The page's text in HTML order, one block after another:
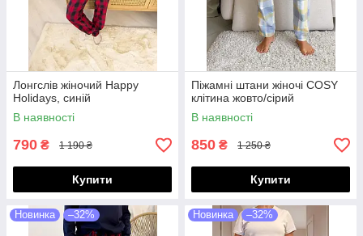
Лонгслів жіночий Happy
Holidays, синій
В наявності
790 ₴ 1 190 ₴
Купити
Піжамні штани жіночі COSY
клітина жовто/сірий
В наявності
850 ₴ 1 250 ₴
Купити
Новинка –32% Новинка –32%